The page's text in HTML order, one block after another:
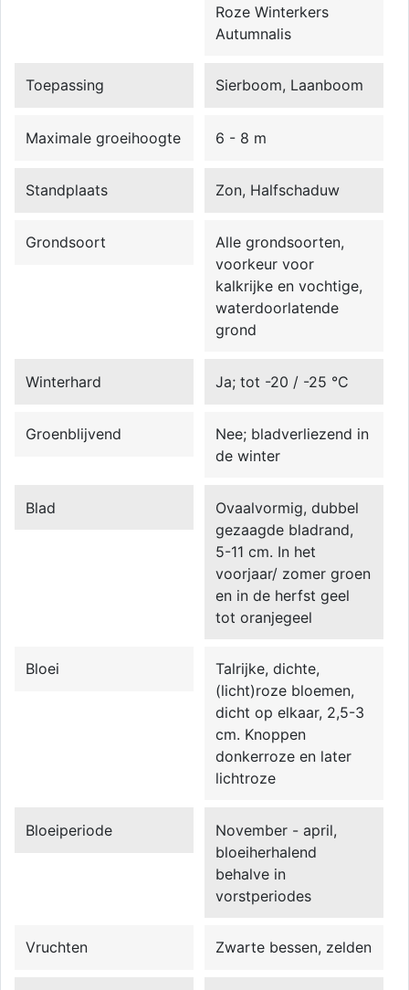
Roze Winterkers
Autumnalis
Toepassing Sierboom, Laanboom
Maximale groeihoogte 6 - 8 m
Standplaats Zon, Halfschaduw
Grondsoort
Alle grondsoorten,
voorkeur voor
kalkrijke en vochtige,
waterdoorlatende
grond
Winterhard Ja; tot -20 / -25 °C
Groenblijvend
Nee; bladverliezend in
de winter
Blad
Ovaalvormig, dubbel
gezaagde bladrand,
5-11 cm. In het
voorjaar/ zomer groen
en in de herfst geel
tot oranjegeel
Bloei
Talrijke, dichte,
(licht)roze bloemen,
dicht op elkaar, 2,5-3
cm. Knoppen
donkerroze en later
lichtroze
Bloeiperiode
November - april,
bloeiherhalend
behalve in
vorstperiodes
Vruchten Zwarte bessen, zelden